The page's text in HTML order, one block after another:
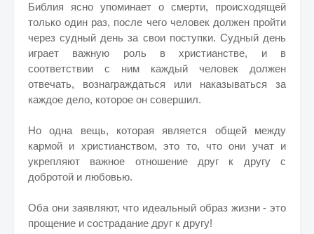
Библия ясно упоминает о смерти, происходящей
только один раз, после чего человек должен пройти
через судный день за свои поступки. Судный день
играет важную роль в христианстве, и в
соответствии с ним каждый человек должен
отвечать, вознаграждаться или наказываться за
каждое дело, которое он совершил.
Но одна вещь, которая является общей между
кармой и христианством, это то, что они учат и
укрепляют важное отношение друг к другу с
добротой и любовью.
Оба они заявляют, что идеальный образ жизни - это
прощение и сострадание друг к другу!